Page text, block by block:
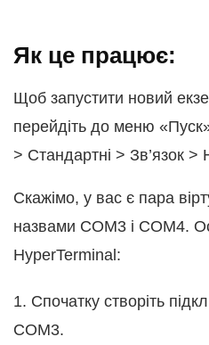
Як це працює:
Щоб запустити новий
перейдіть до меню
> Стандартні > Зв’язок >
Скажімо, у вас є пара
назвами COM3 і COM4.
HyperTerminal:
1. Спочатку створіть
COM3.